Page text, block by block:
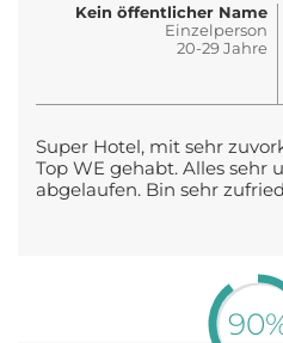
Kein öffentlicher Name
Einzelperson
20-29 Jahre
Super Hotel, mit sehr
Top WE gehabt. Alles sehr
abgelaufen. Bin sehr